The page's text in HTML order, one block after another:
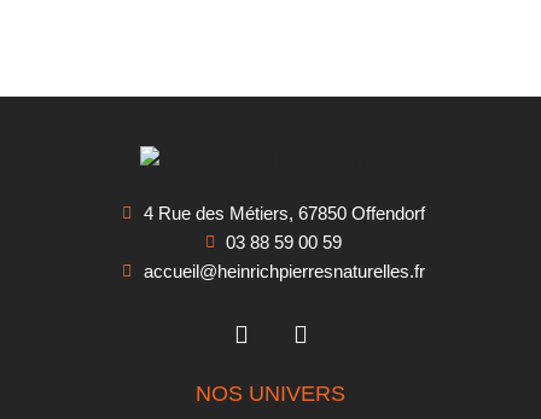
4 Rue des Métiers, 67850 Offendorf
03 88 59 00 59
accueil@heinrichpierresnaturelles.fr
NOS UNIVERS